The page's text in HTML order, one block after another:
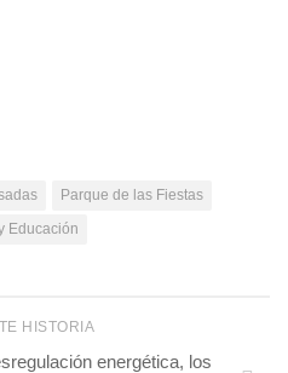
Parque de las Fiestas
Educación
HISTORIA
energética, los